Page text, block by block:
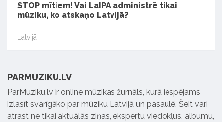
STOP mītiem! Vai LaIPA administrē tikai
mūziku, ko atskaņo Latvijā?
Latvijā
PARMUZIKU.LV
ParMuziku.lv ir online mūzikas žurnāls, kurā iespējams
izlasīt svarīgāko par mūziku Latvijā un pasaulē. Šeit vari
atrast ne tikai aktuālās ziņas, ekspertu viedokļus, albumu,